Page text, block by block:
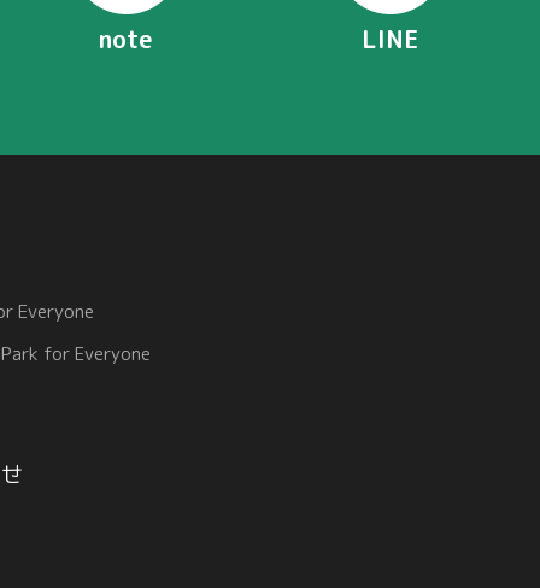
note LINE
Everyone
for Everyone